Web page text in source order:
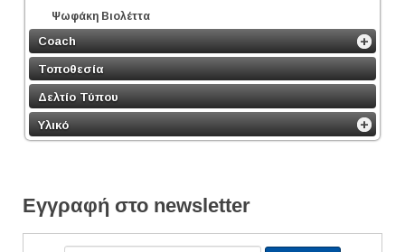
Ψωφάκη Βιολέττα
Coach
Τοποθεσία
Δελτίο Τύπου
Υλικό
Εγγραφή στο newsletter